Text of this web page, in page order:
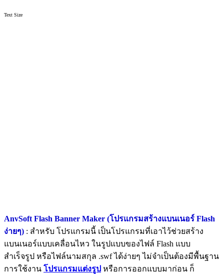
Text Size
AnvSoft Flash Banner Maker (โปรแกรมสร้างแบนเนอร์ Flash
ง่ายๆ) : สำหรับ โปรแกรมนี้ เป็นโปรแกรมที่เอาไว้ช่วยสร้าง
แบนเนอร์แบบเคลื่อนไหว ในรูปแบบของไฟล์ Flash แบบ
สำเร็จรูป หรือไฟล์นามสกุล .swf ได้ง่ายๆ ไม่จำเป็นต้องมีพื้นฐาน
การใช้งาน โปรแกรมแต่งรูป หรือการออกแบบมาก่อน ก็